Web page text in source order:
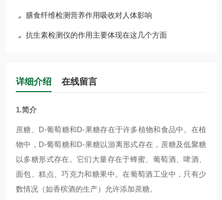
膳食纤维检测营养作用吸收对人体影响
抗生素检测仪的作用主要体现在这几个方面
详细介绍 在线留言
1.简介
蔗糖、 D-葡萄糖和D-果糖存在于许多植物和食品中。在植
物中， D-葡萄糖和D-果糖以游离形式存在，蔗糖及低聚糖
以多糖形式存在。它们大量存在于蜂蜜、葡萄酒、啤酒、
面包、糕点、巧克力和糖果中。在葡萄酒工业中，只有少
数情况（如香槟酒的生产）允许添加蔗糖。